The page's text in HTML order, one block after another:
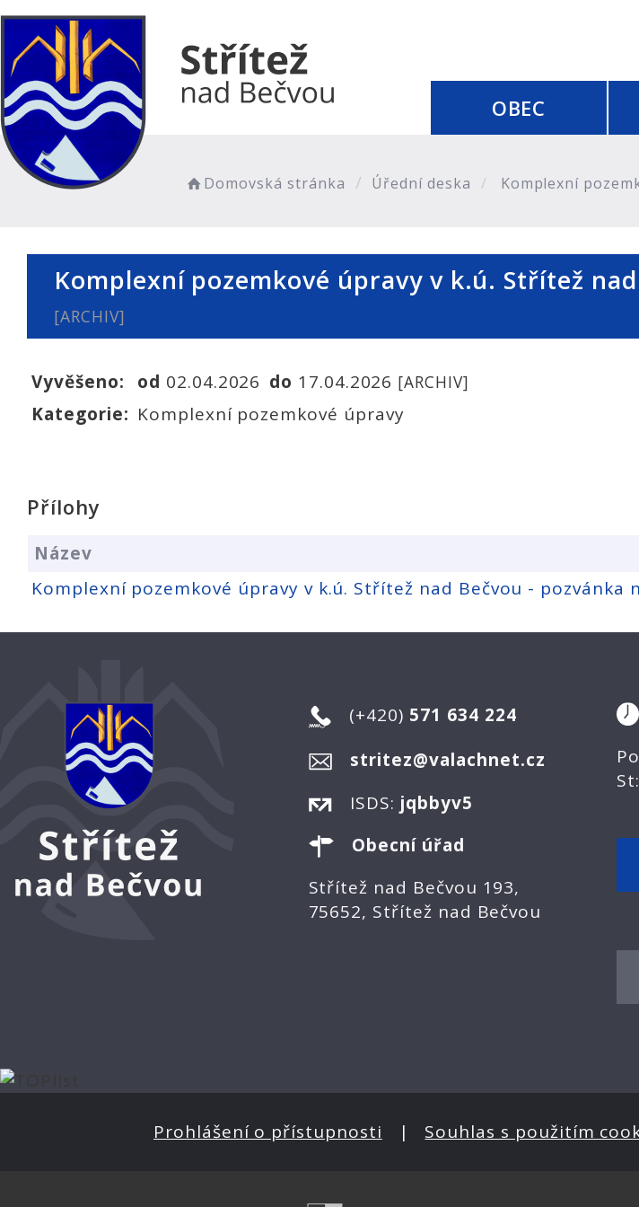
OBEC
Domovská stránka Úřední deska Komplexní
Komplexní pozemkové úpravy v k.ú. Střítež
[ARCHIV]
Vyvěšeno: od 02.04.2026 do 17.04.2026 [ARCHIV]
Kategorie: Komplexní pozemkové úpravy
Přílohy
Název
Komplexní pozemkové úpravy v k.ú. Střítež nad Bečvou - pozvánka
(+420) 571 634 224
stritez@valachnet.cz
ISDS: jqbbyv5
Obecní úřad
Střítež nad Bečvou 193,
75652, Střítež nad Bečvou
Prohlášení o přístupnosti | Souhlas s použitím